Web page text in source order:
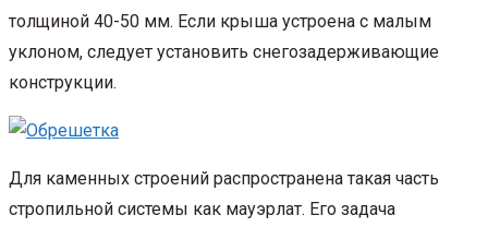
толщиной 40-50 мм. Если крыша устроена с малым
уклоном, следует установить снегозадерживающие
конструкции.
Для каменных строений распространена такая часть
стропильной системы как мауэрлат. Его задача